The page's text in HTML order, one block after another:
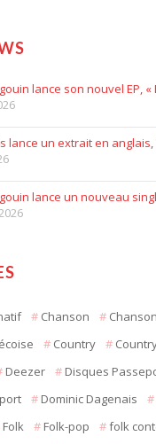
lance son nouvel EP,
lance un extrait en anglais,
lance un nouveau
Chanson
Country
Deezer
Disques
Dominic Dagenais
Folk Folk-pop
folk